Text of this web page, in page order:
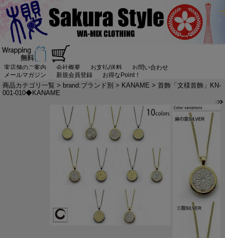
実店舗のご案内 会社概要 お支払/送料
お問い合わせ
メールマガジン
新規会員登録 お得なPoint！
商品カテゴリ一覧 > brand:ブランド別 > KANAME > 首飾「文様首飾」KN-
001-010◆KANAME